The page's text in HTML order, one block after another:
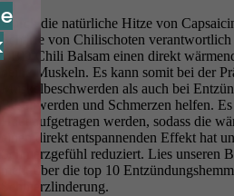
Durch die natürliche Hitze von
Schärfe von Chilischoten verantwortlich
CBD Chili Balsam einen direkt
deine Muskeln. Es kann somit bei der
Muskelbeschwerden als auch bei
Beschwerden und Schmerzen helfen.
Haut aufgetragen werden, sodass die
einen direkt entspannenden Effekt hat
Schmerzgefühl reduziert. Lies unseren
mehr über die top 10
Schmerzlinderung.